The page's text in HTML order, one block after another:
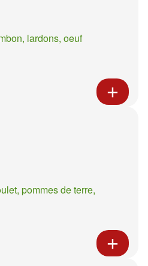
lardons, oeuf
pommes de terre,